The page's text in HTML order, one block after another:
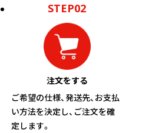
STEP02
注文をする
ご希望の仕様、発送先、お支払
い方法を決定し、ご注文を確
定します。